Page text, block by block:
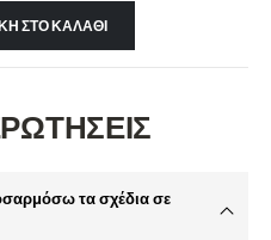
ΣΤΟ ΚΑΛΆΘΙ
τα σχέδια σε